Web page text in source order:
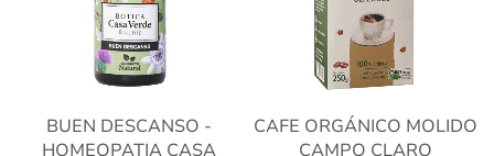
BUEN DESCANSO -
HOMEOPATIA CASA
CAFE ORGÁNICO MOLIDO
CAMPO CLARO